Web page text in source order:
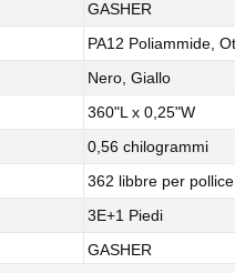
GASHER
PA12 Poliammide,
Nero, Giallo
360"L x 0,25"W
0,56 chilogrammi
362 libbre per
3E+1 Piedi
GASHER